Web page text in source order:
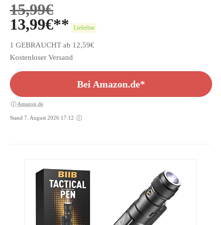
15,99€
13,99€ Lieferbar
1 GEBRAUCHT ab 12,59€
Kostenloser Versand
Bei Amazon.de*
Amazon.de
Stand 7. August 2026 17:12